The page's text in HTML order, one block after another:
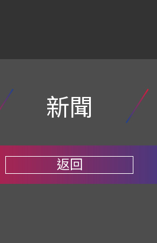
新聞
返回